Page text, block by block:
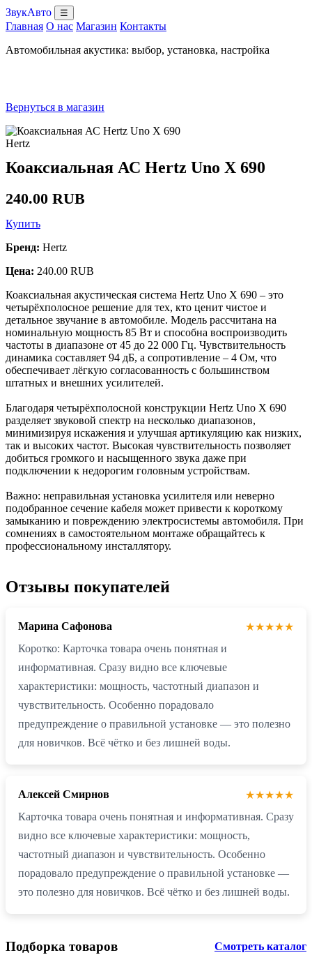
ЗвукАвто ☰
Главная О нас Магазин Контакты
Автомобильная акустика: выбор, установка, настройка
Вернуться в магазин
Hertz
Коаксиальная АС Hertz Uno X 690
240.00 RUB
Купить
Бренд: Hertz
Цена: 240.00 RUB
Коаксиальная акустическая система Hertz Uno X 690 – это
четырёхполосное решение для тех, кто ценит чистое и
детальное звучание в автомобиле. Модель рассчитана на
номинальную мощность 85 Вт и способна воспроизводить
частоты в диапазоне от 45 до 22 000 Гц. Чувствительность
динамика составляет 94 дБ, а сопротивление – 4 Ом, что
обеспечивает лёгкую согласованность с большинством
штатных и внешних усилителей.
Благодаря четырёхполосной конструкции Hertz Uno X 690
разделяет звуковой спектр на несколько диапазонов,
минимизируя искажения и улучшая артикуляцию как низких,
так и высоких частот. Высокая чувствительность позволяет
добиться громкого и насыщенного звука даже при
подключении к недорогим головным устройствам.
Важно: неправильная установка усилителя или неверно
подобранное сечение кабеля может привести к короткому
замыканию и повреждению электросистемы автомобиля. При
сомнениях в самостоятельном монтаже обращайтесь к
профессиональному инсталлятору.
Отзывы покупателей
Марина Сафонова
★★★★★
Коротко: Карточка товара очень понятная и
информативная. Сразу видно все ключевые
характеристики: мощность, частотный диапазон и
чувствительность. Особенно порадовало
предупреждение о правильной установке — это полезно
для новичков. Всё чётко и без лишней воды.
Алексей Смирнов
★★★★★
Карточка товара очень понятная и информативная. Сразу
видно все ключевые характеристики: мощность,
частотный диапазон и чувствительность. Особенно
порадовало предупреждение о правильной установке —
это полезно для новичков. Всё чётко и без лишней воды.
Подборка товаров Смотреть каталог